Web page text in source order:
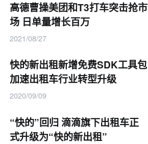
高德曹操美团和T3打车突击抢市
场 日单量增长百万
2021/08/27
快的新出租新增免费SDK工具包
加速出租车行业转型升级
2020/09/09
“快的”回归 滴滴旗下出租车正
式升级为“快的新出租”